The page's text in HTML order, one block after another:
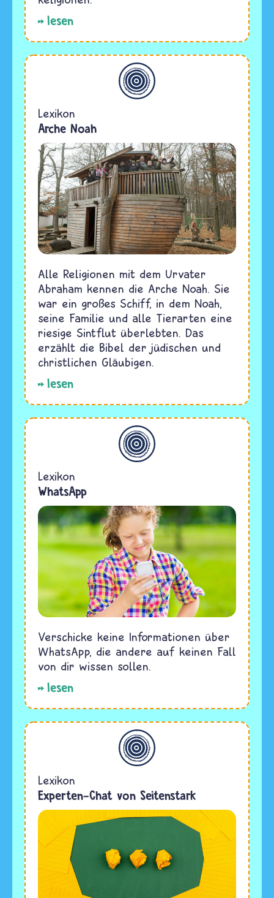
lesen
Allgemein
Lexikon
Arche Noah
Alle Religionen mit dem Urvater
Abraham kennen die Arche Noah. Sie
war ein großes Schiff, in dem Noah,
seine Familie und alle Tierarten eine
riesige Sintflut überlebten. Das
erzählt die Bibel der jüdischen und
christlichen Gläubigen.
lesen
Allgemein
Lexikon
WhatsApp
Verschicke keine Informationen über
WhatsApp, die andere auf keinen Fall
von dir wissen sollen.
lesen
Allgemein
Lexikon
Experten-Chat von Seitenstark